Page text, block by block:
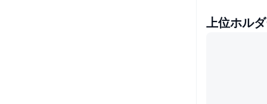
上位ホル